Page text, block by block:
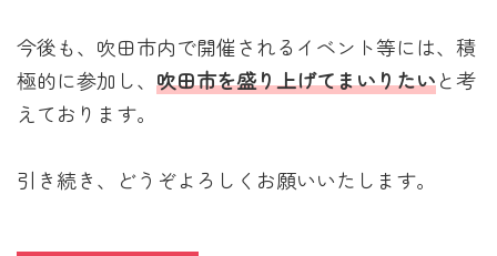
今後も、吹田市内で開催されるイベント等には、積
極的に参加し、 吹田市を盛り上げてまいりたいと考
えております。
引き続き、どうぞよろしくお願いいたします。